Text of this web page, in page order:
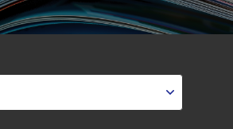
Workload
Protection
クラウドワークロードを守る最新セキュリテ
【ブログ】